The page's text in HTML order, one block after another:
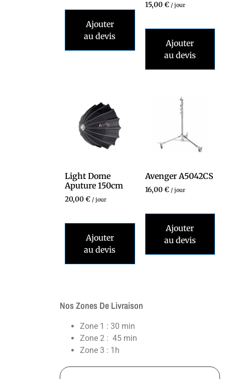
Ajouter
au devis
15,00€ / jour
Ajouter
au devis
Light Dome
Aputure 150cm
20,00€ / jour
Ajouter
au devis
Avenger A5042CS
16,00€ / jour
Ajouter
au devis
Nos Zones De Livraison
Zone 1 : 30 min
Zone 2 : 45 min
Zone 3 : 1h